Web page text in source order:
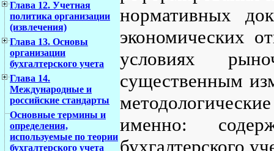
Глава 12. Учетная
политика организации
(извлечения)
Глава 13. Основы
организации
бухгалтерского учета
Глава 14.
Международные и
российские стандарты
Основные термины и
определения,
используемые по теории
бухгалтерского учета
нормативных
экономических
условиях
существенным
именно:
бухгалтерского